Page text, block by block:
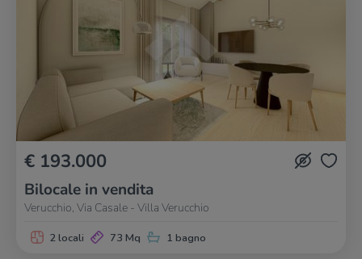
€ 193.000
Bilocale in vendita
Verucchio, Via Casale - Villa Verucchio
2 locali 73 Mq 1 bagno